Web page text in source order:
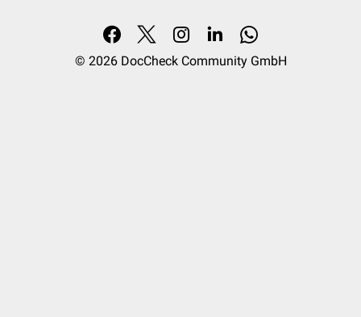
© 2026 DocCheck Community GmbH